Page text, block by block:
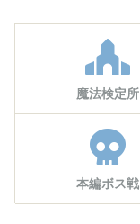
魔法検定所
本編ボス戦